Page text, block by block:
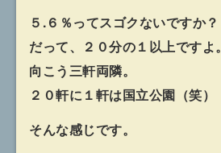
５.６％ってスゴクないですか？
だって、２０分の１以上ですよ。
向こう三軒両隣。
２０軒に１軒は国立公園（笑）
そんな感じです。